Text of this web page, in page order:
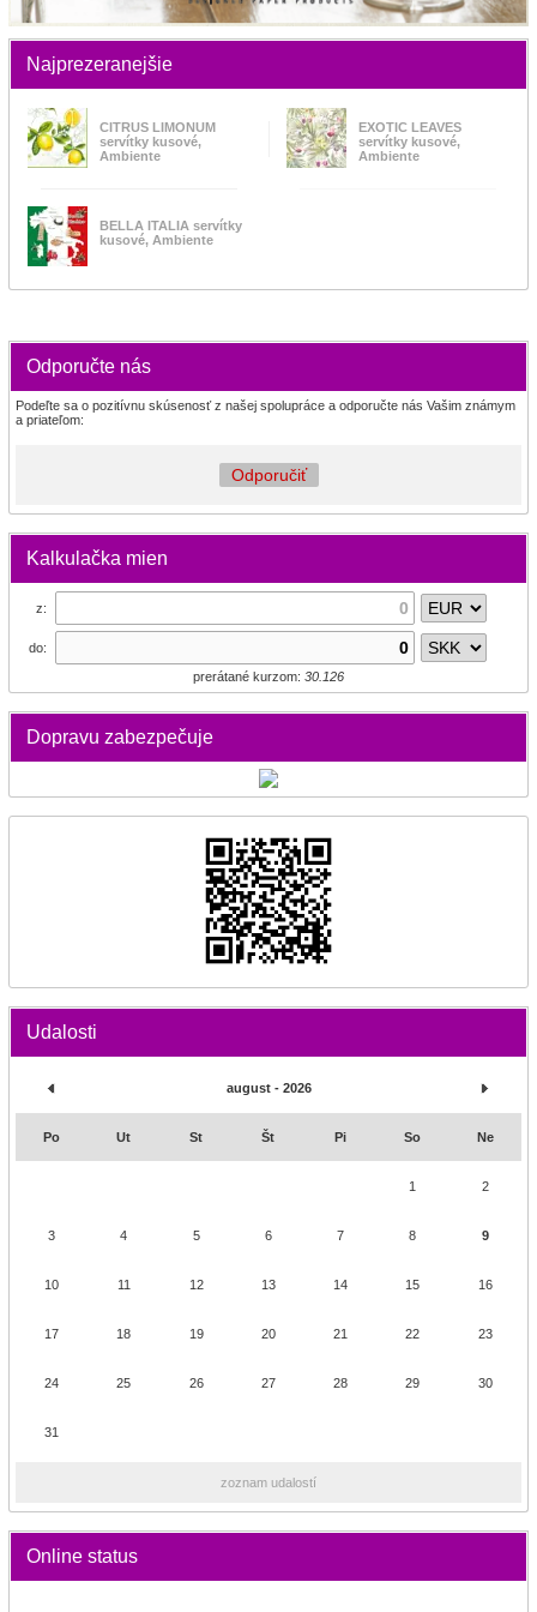
Najprezeranejšie
CITRUS LIMONUM
servítky kusové,
Ambiente
EXOTIC LEAVES
servítky kusové,
Ambiente
BELLA ITALIA servítky
kusové, Ambiente
Odporučte nás
Podeľte sa o pozitívnu skúsenosť z našej spolupráce a odporučte nás Vašim známym
a priateľom:
Odporučiť
Kalkulačka mien
z:
do:
prerátané kurzom: 30.126
Dopravu zabezpečuje
Udalosti
august - 2026
Po Ut St Št Pi So Ne
1 2
3 4 5 6 7 8 9
10 11 12 13 14 15 16
17 18 19 20 21 22 23
24 25 26 27 28 29 30
31
zoznam udalostí
Online status